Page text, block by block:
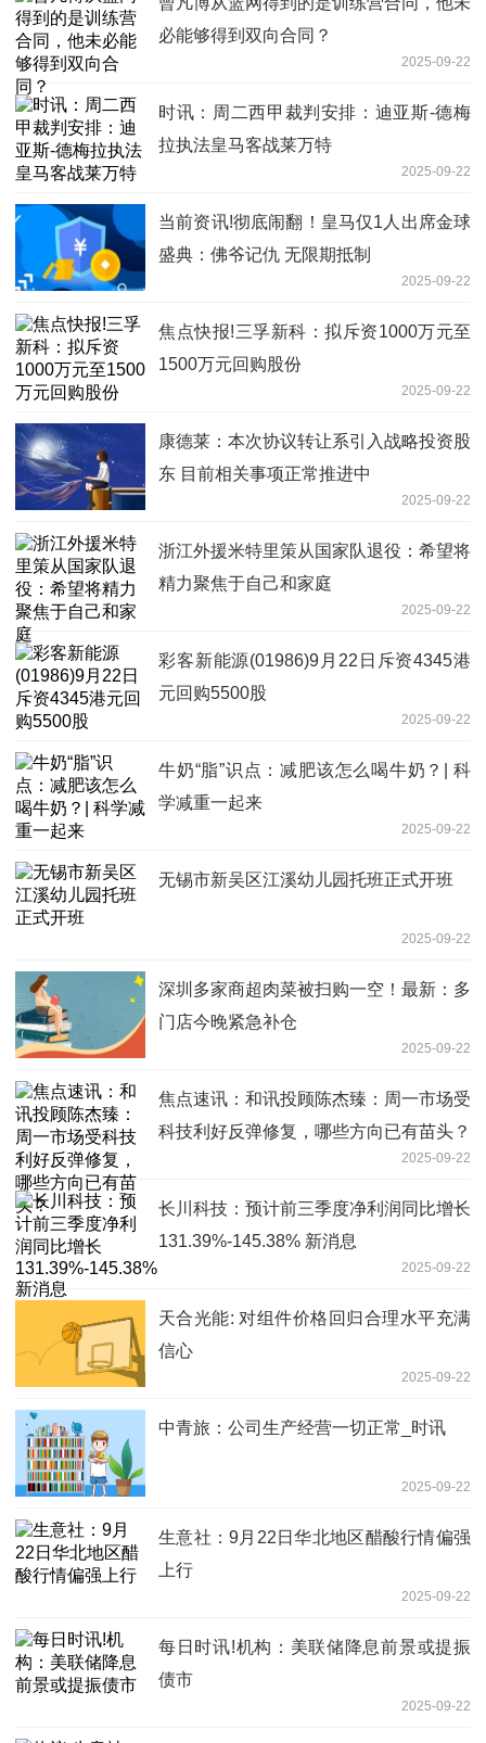
必能够得到双向合同？
2025-09-22
时讯：周二西甲裁判安排：迪亚斯-德梅
拉执法皇马客战莱万特
2025-09-22
当前资讯!彻底闹翻！皇马仅1人出席金球
盛典：佛爷记仇 无限期抵制
2025-09-22
焦点快报!三孚新科：拟斥资1000万元至
1500万元回购股份
2025-09-22
康德莱：本次协议转让系引入战略投资股
东 目前相关事项正常推进中
2025-09-22
浙江外援米特里策从国家队退役：希望将
精力聚焦于自己和家庭
2025-09-22
彩客新能源(01986)9月22日斥资4345港
元回购5500股
2025-09-22
牛奶“脂”识点：减肥该怎么喝牛奶？| 科
学减重一起来
2025-09-22
无锡市新吴区江溪幼儿园托班正式开班
2025-09-22
深圳多家商超肉菜被扫购一空！最新：多
门店今晚紧急补仓
2025-09-22
焦点速讯：和讯投顾陈杰臻：周一市场受
科技利好反弹修复，哪些方向已有苗头？
2025-09-22
长川科技：预计前三季度净利润同比增长
131.39%-145.38% 新消息
2025-09-22
天合光能: 对组件价格回归合理水平充满
信心
2025-09-22
中青旅：公司生产经营一切正常_时讯
2025-09-22
生意社：9月22日华北地区醋酸行情偏强
上行
2025-09-22
每日时讯!机构：美联储降息前景或提振
债市
2025-09-22